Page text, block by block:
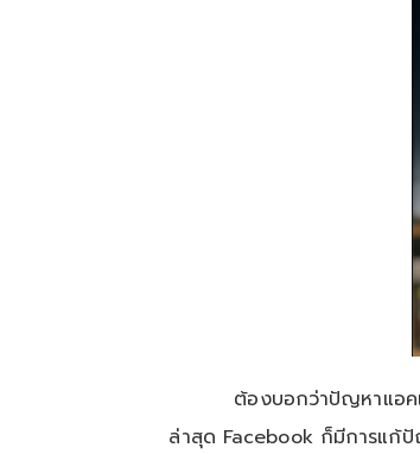
ต้องบอกว่าปัญหาแอคเค้า
ล่าสุด Facebook ก็มีการแก้ปั